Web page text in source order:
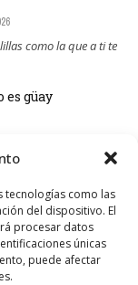
tecnologías como las
del dispositivo. El
procesar datos
únicas
puede afectar
como la que a ti te
es güay